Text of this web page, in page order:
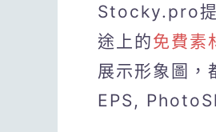
Stocky.pro提
途上的免費素
展示形象圖
EPS,